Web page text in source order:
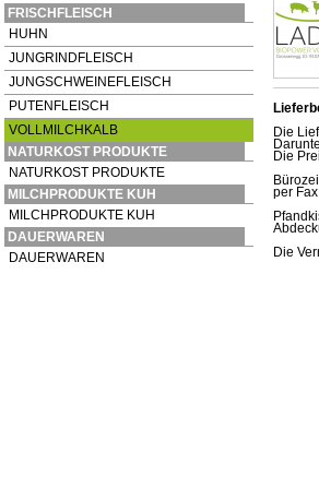
FRISCHFLEISCH
HUHN
JUNGRINDFLEISCH
JUNGSCHWEINEFLEISCH
PUTENFLEISCH
VOLLMILCHKALB
NATURKOST PRODUKTE
NATURKOST PRODUKTE
MILCHPRODUKTE KUH
MILCHPRODUKTE KUH
DAUERWAREN
DAUERWAREN
Die
Die
per
Die